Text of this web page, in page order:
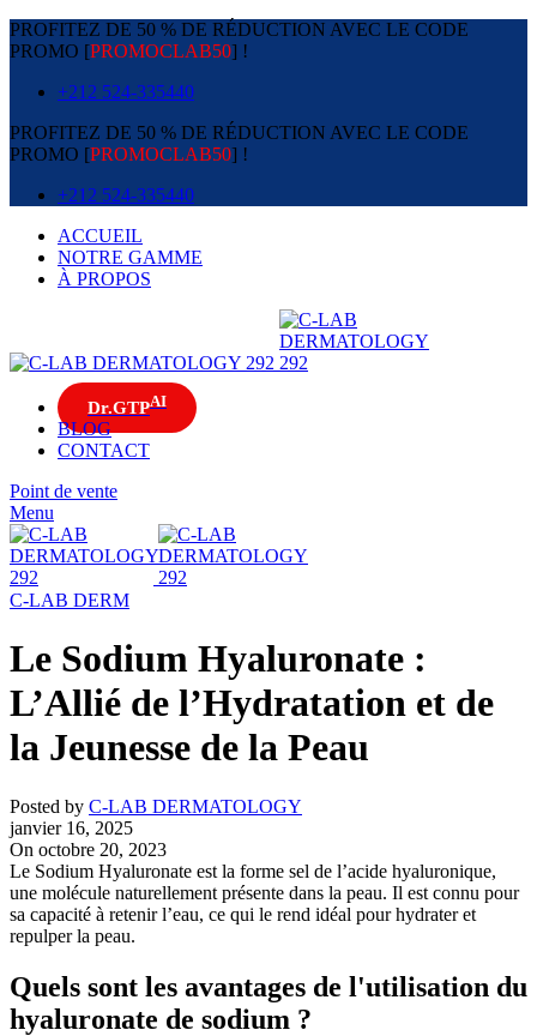
PROFITEZ DE 50 % DE RÉDUCTION AVEC LE CODE
PROMO [PROMOCLAB50] !
+212 524-335440
PROFITEZ DE 50 % DE RÉDUCTION AVEC LE CODE
PROMO [PROMOCLAB50] !
+212 524-335440
ACCUEIL
NOTRE GAMME
À PROPOS
Dr.GTPAI
BLOG
CONTACT
Point de vente
Menu
C-LAB DERM
Le Sodium Hyaluronate :
L’Allié de l’Hydratation et de
la Jeunesse de la Peau
Posted by C-LAB DERMATOLOGY
janvier 16, 2025
On octobre 20, 2023
Le Sodium Hyaluronate est la forme sel de l’acide hyaluronique,
une molécule naturellement présente dans la peau. Il est connu pour
sa capacité à retenir l’eau, ce qui le rend idéal pour hydrater et
repulper la peau.
Quels sont les avantages de l'utilisation du
hyaluronate de sodium ?